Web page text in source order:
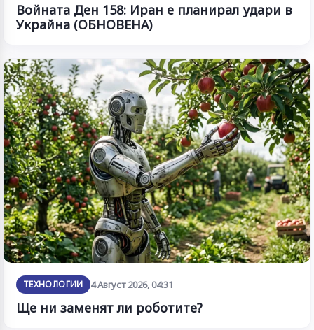
Войната Ден 158: Иран е планирал удари в
Украйна (ОБНОВЕНА)
ТЕХНОЛОГИИ 4 Август 2026, 04:31
Ще ни заменят ли роботите?